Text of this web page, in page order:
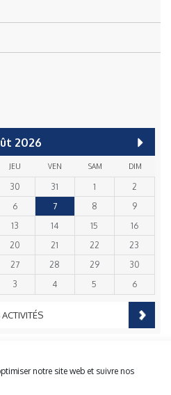
notre site web et suivre nos
2026
JEU VEN SAM DIM
30 31 1
2
6 7 8
9
13 14 15
16
20 21 22
23
27 28 29
30
3 4 5 6